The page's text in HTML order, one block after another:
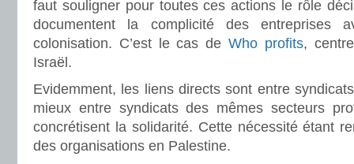
faut souligner pour toutes ces actions le rôle
documentent la complicité des entreprises
colonisation. C’est le cas deWho profits,
Israël.
Evidemment, les liens directs sont entre
mieux entre syndicats des mêmes secteurs
concrétisent la solidarité. Cette nécessité étant
des organisations en Palestine.